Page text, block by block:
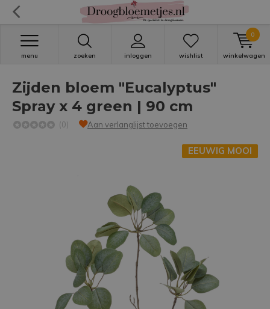
zoeken inloggen
menu wishlist winkelwagen
0
Zijden bloem "Eucalyptus"
Spray x 4 green | 90 cm
(0) Aan verlanglijst toevoegen
EEUWIG MOOI